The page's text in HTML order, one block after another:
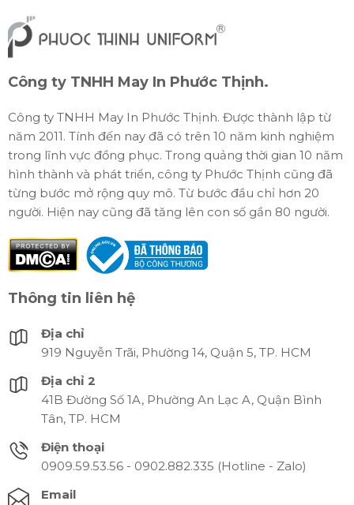
Công ty TNHH May In Phước Thịnh.
Công ty TNHH May In Phước Thịnh. Được thành lập từ
năm 2011. Tính đến nay đã có trên 10 năm kinh nghiệm
trong lĩnh vực đồng phục. Trong quảng thời gian 10 năm
hình thành và phát triển, công ty Phước Thịnh cũng đã
từng bước mở rộng quy mô. Từ bước đầu chỉ hơn 20
người. Hiện nay cũng đã tăng lên con số gần 80 người.
Thông tin liên hệ
Địa chỉ
919 Nguyễn Trãi, Phường 14, Quận 5, TP. HCM
Địa chỉ 2
41B Đường Số 1A, Phường An Lạc A, Quận Bình
Tân, TP. HCM
Điện thoại
0909.59.53.56 - 0902.882.335 (Hotline - Zalo)
Email